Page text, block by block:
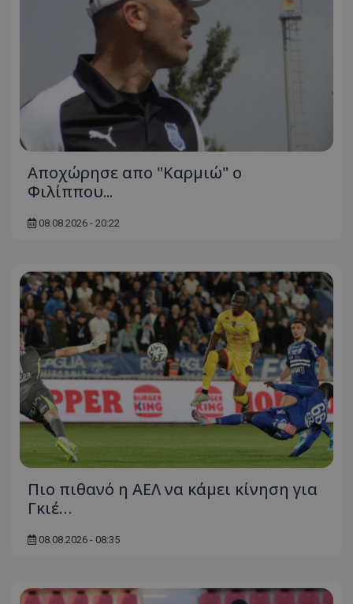
Aποχώρησε απο "Καρμιώ" ο
Φιλίππου...
08.08.2026 - 20:22
Πιο πιθανό η ΑΕΛ να κάμει κίνηση για
Γκιέ…
08.08.2026 - 08:35